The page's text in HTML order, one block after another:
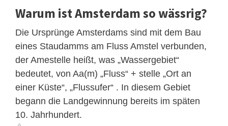
Warum ist Amsterdam so wässrig?
Die Ursprünge Amsterdams sind mit dem Bau
eines Staudamms am Fluss Amstel verbunden,
der Amestelle heißt, was „Wassergebiet“
bedeutet, von Aa(m) „Fluss“ + stelle „Ort an
einer Küste“, „Flussufer“ . In diesem Gebiet
begann die Landgewinnung bereits im späten
10. Jahrhundert.